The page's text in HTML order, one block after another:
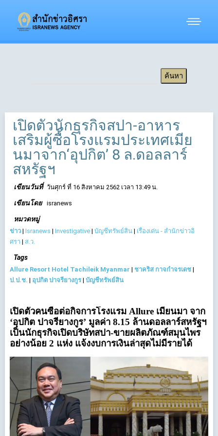
เปิดตัวนักธุรกิจสปา-อาหาร
เสริมผู้ซื้อโรงแรมประเทศเมีย
นมาจาก‘อุปกิต’ 8 ล.ดอลลาร์
สหรัฐฯ
เขียนวันที่ วันศุกร์ ที่ 16 สิงหาคม 2562 เวลา 13:49 น.
เขียนโดย isranews
หมวดหมู่
ข่าว | Isranews | Investigative | บัญชีทรัพย์สิน | เรื่องเด่น - สำนักข่าวอิ
ศรา | ส.ว.
Tags
Allure Resort Hotel Tachileik Myanmar | ชาคริส กาจกำจรเดช |
ป.ป.ช. | อุปกิต ปาจรียางกูร | บัญชีทรัพย์สิน
เปิดตัวคนซื้อต่อกิจการโรงแรม Allure เมียนมา จาก
‘อุปกิต ปาจรียางกูร’ มูลค่า 8.15 ล้านดอลลาร์สหรัฐฯ
เป็นนักธุรกิจเปิดบริษัทสปา-ขายผลิตภัณฑ์สมุนไพร
อย่างน้อย 2 แห่ง แจ้งงบการเงินล่าสุดไม่มีรายได้